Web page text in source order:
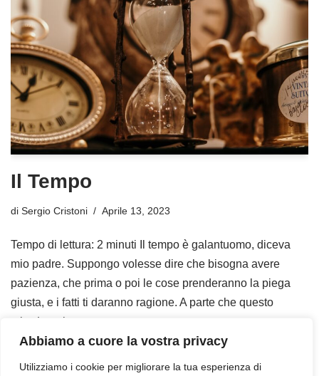
Abbiamo a cuore la vostra privacy
Utilizziamo i cookie per migliorare la tua esperienza di
Il Tempo
di Sergio Cristoni Aprile 13, 2023
Tempo di lettura: 2 minuti Il tempo è galantuomo, diceva
mio padre. Suppongo volesse dire che bisogna avere
pazienza, che prima o poi le cose prenderanno la piega
giusta, e i fatti ti daranno ragione. A parte che questo
mi… Leggi tutto »